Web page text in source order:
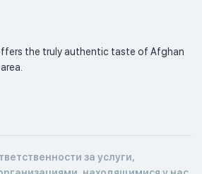
the truly authentic taste of Afghan
за услуги,